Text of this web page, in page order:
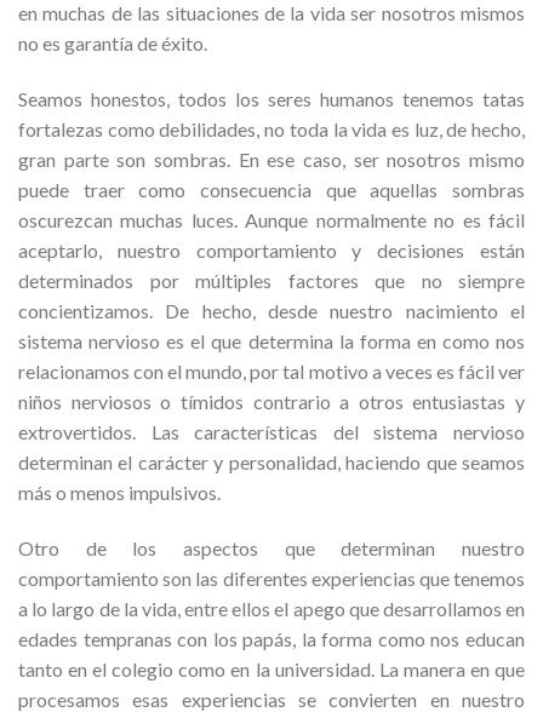
en muchas de las situaciones de la vida ser nosotros mismos
no es garantía de éxito.
Seamos honestos, todos los seres humanos tenemos tatas
fortalezas como debilidades, no toda la vida es luz, de hecho,
gran parte son sombras. En ese caso, ser nosotros mismo
puede traer como consecuencia que aquellas sombras
oscurezcan muchas luces. Aunque normalmente no es fácil
aceptarlo, nuestro comportamiento y decisiones están
determinados por múltiples factores que no siempre
concientizamos. De hecho, desde nuestro nacimiento el
sistema nervioso es el que determina la forma en como nos
relacionamos con el mundo, por tal motivo a veces es fácil ver
niños nerviosos o tímidos contrario a otros entusiastas y
extrovertidos. Las características del sistema nervioso
determinan el carácter y personalidad, haciendo que seamos
más o menos impulsivos.
Otro de los aspectos que determinan nuestro
comportamiento son las diferentes experiencias que tenemos
a lo largo de la vida, entre ellos el apego que desarrollamos en
edades tempranas con los papás, la forma como nos educan
tanto en el colegio como en la universidad. La manera en que
procesamos esas experiencias se convierten en nuestro